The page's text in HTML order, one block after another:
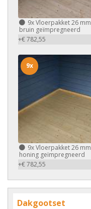
9xVloerpakket 26 mm
bruin geïmpregneerd
+€ 782,55
9xVloerpakket 26 mm
honing geïmpregneerd
+€ 782,55
9x
Dakgootset